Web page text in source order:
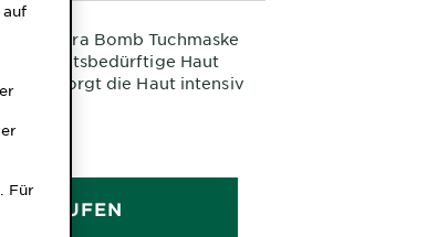
Hydra Bomb Tuchmaske
Haut
versorgt die Haut intensiv
eine straffe Haut und einen
KAUFEN
Für